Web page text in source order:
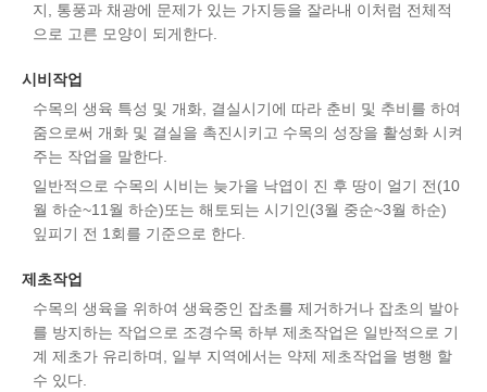
지, 통풍과 채광에 문제가 있는 가지등을 잘라내 이처럼 전체적
으로 고른 모양이 되게한다.
시비작업
수목의 생육 특성 및 개화, 결실시기에 따라 춘비 및 추비를 하여
줌으로써 개화 및 결실을 촉진시키고 수목의 성장을 활성화 시켜
주는 작업을 말한다.
일반적으로 수목의 시비는 늦가을 낙엽이 진 후 땅이 얼기 전(10
월 하순~11월 하순)또는 해토되는 시기인(3월 중순~3월 하순)
잎피기 전 1회를 기준으로 한다.
제초작업
수목의 생육을 위하여 생육중인 잡초를 제거하거나 잡초의 발아
를 방지하는 작업으로 조경수목 하부 제초작업은 일반적으로 기
계 제초가 유리하며, 일부 지역에서는 약제 제초작업을 병행 할
수 있다.